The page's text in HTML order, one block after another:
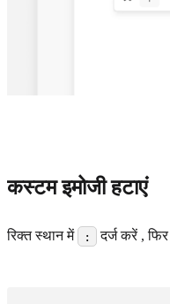
कस्टम इमोजी हटाएं
रिक्त स्थान में : दर्ज करें , फिर